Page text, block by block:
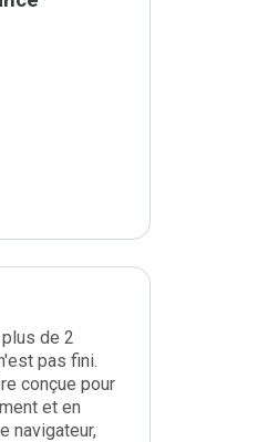
de 2
pas fini.
conçue pour
et en
navigateur,